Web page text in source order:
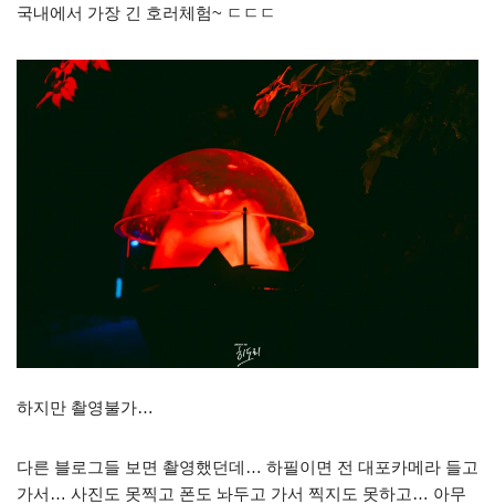
국내에서 가장 긴 호러체험~ ㄷㄷㄷ
하지만 촬영불가…
다른 블로그들 보면 촬영했던데… 하필이면 전 대포카메라 들고
가서… 사진도 못찍고 폰도 놔두고 가서 찍지도 못하고… 아무